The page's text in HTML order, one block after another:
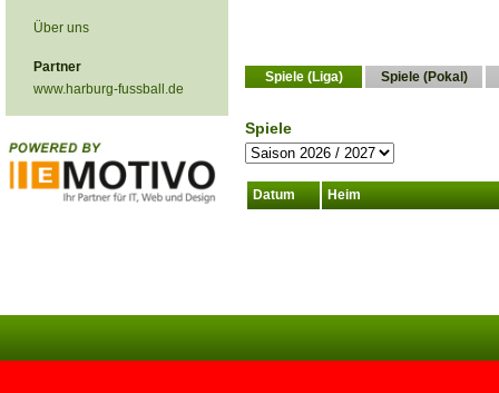
Über uns
Partner
www.harburg-fussball.de
Spiele (Liga) Spiele (Pokal)
Spiele
Datum Heim